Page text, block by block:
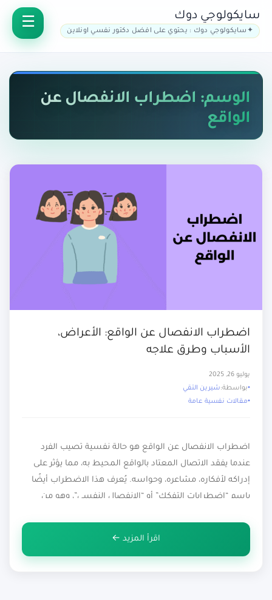
سايكولوجي دوك
سايكولوجي دوك : يحتوي على افضل دكتور نفسي اونلاين
الوسم: اضطراب الانفصال عن
الواقع
اضطراب الانفصال عن الواقع: الأعراض،
الأسباب وطرق علاجه
يوليو 26, 2025
بواسطة:شيرين التقي
مقالات نفسية عامة
اضطراب الانفصال عن الواقع هو حالة نفسية تصيب الفرد
عندما يفقد الاتصال المعتاد بالواقع المحيط به، مما يؤثر على
إدراكه لأفكاره، مشاعره، وحواسه. يُعرف هذا الاضطراب أيضًا
باسم “اضطرابات التفكك” أو “الانفصال النفسي”، وهو من
اليومي للفرد. يهدف هذا المقال إلى تعريف القارئ باضطراب
اقرأ المزيد ←